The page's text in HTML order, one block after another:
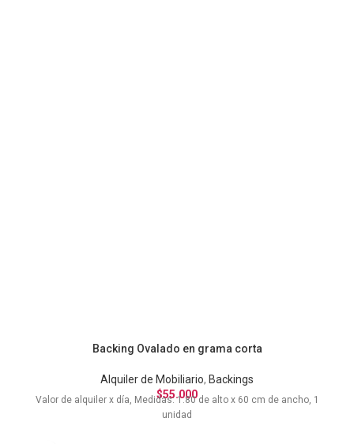
Backing Ovalado en grama corta
Alquiler de Mobiliario, Backings
$55.000
Valor de alquiler x día, Medidas: 1.80 de alto x 60 cm de ancho, 1
unidad